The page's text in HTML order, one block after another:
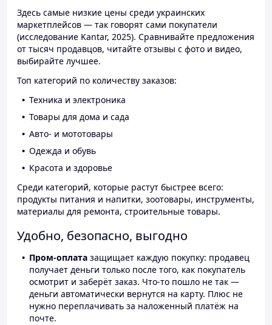
Здесь самые низкие цены среди украинских
маркетплейсов — так говорят сами покупатели
(исследование Kantar, 2025). Сравнивайте предложения
от тысяч продавцов, читайте отзывы с фото и видео,
выбирайте лучшее.
Топ категорий по количеству заказов:
Техника и электроника
Товары для дома и сада
Авто- и мототовары
Одежда и обувь
Красота и здоровье
Среди категорий, которые растут быстрее всего:
продукты питания и напитки, зоотовары, инструменты,
материалы для ремонта, строительные товары.
Удобно, безопасно, выгодно
Пром-оплата защищает каждую покупку: продавец
получает деньги только после того, как покупатель
осмотрит и заберёт заказ. Что-то пошло не так —
деньги автоматически вернутся на карту. Плюс не
нужно переплачивать за наложенный платёж на
почте.